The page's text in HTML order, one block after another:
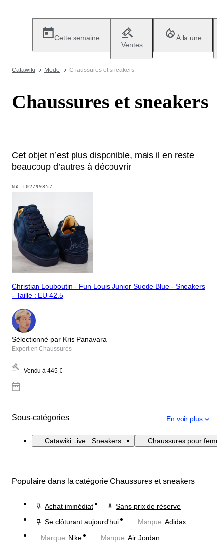
Cette semaine
Ventes
À la une
Catawiki Mode Chaussures et sneakers
Chaussures et sneakers
Cet objet n’est plus disponible, mais il en reste
beaucoup d’autres à découvrir
Nº 102799357
Christian Louboutin - Fun Louis Junior Suede Blue - Sneakers
- Taille : EU 42.5
Sélectionné par Kris Panavara
Expert en Chaussures
Vendu à 445 €
Sous-catégories En voir plus
Catawiki Live : Sneakers Chaussures pour
Populaire dans la catégorie Chaussures et sneakers
Achat immédiat
Sans prix de réserve
Se clôturant aujourd'hui
Marque Adidas
Marque Nike Marque Air Jordan